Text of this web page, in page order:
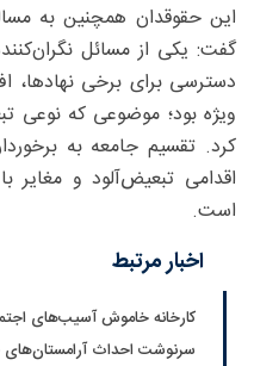
این حقوقدان همچنین به
گفت: یکی از مسائل
دسترسی برای برخی نهادها،
ویژه بود؛ موضوعی که نوعی
کرد. تقسیم جامعه به
اقدامی تبعیض‌آلود و
است.
اخبار مرتبط
کارخانه خاموش آسیب‌های
سرنوشت احداث آرامستان‌های